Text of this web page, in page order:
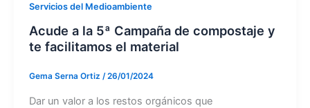
Servicios del Medioambiente
Acude a la 5ª Campaña de compostaje y
te facilitamos el material
Gema Serna Ortiz /26/01/2024
Dar un valor a los restos orgánicos que